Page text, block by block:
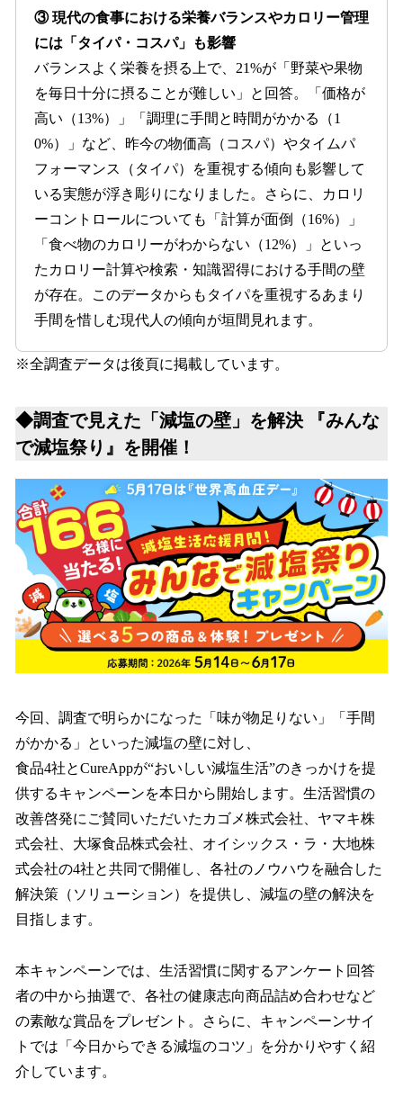
③ 現代の食事における栄養バランスやカロリー管理
には「タイパ・コスパ」も影響
バランスよく栄養を摂る上で、21%が「野菜や果物
を毎日十分に摂ることが難しい」と回答。「価格が
高い（13%）」「調理に手間と時間がかかる（1
0%）」など、昨今の物価高（コスパ）やタイムパ
フォーマンス（タイパ）を重視する傾向も影響して
いる実態が浮き彫りになりました。さらに、カロリ
ーコントロールについても「計算が面倒（16%）」
「食べ物のカロリーがわからない（12%）」といっ
たカロリー計算や検索・知識習得における手間の壁
が存在。このデータからもタイパを重視するあまり
手間を惜しむ現代人の傾向が垣間見れます。
※全調査データは後頁に掲載しています。
◆調査で見えた「減塩の壁」を解決 『みんな
で減塩祭り』を開催！
今回、調査で明らかになった「味が物足りない」「手間
がかかる」といった減塩の壁に対し、
食品4社とCureAppが“おいしい減塩生活”のきっかけを提
供するキャンペーンを本日から開始します。生活習慣の
改善啓発にご賛同いただいたカゴメ株式会社、ヤマキ株
式会社、大塚食品株式会社、オイシックス・ラ・大地株
式会社の4社と共同で開催し、各社のノウハウを融合した
解決策（ソリューション）を提供し、減塩の壁の解決を
目指します。
本キャンペーンでは、生活習慣に関するアンケート回答
者の中から抽選で、各社の健康志向商品詰め合わせなど
の素敵な賞品をプレゼント。さらに、キャンペーンサイ
トでは「今日からできる減塩のコツ」を分かりやすく紹
介しています。